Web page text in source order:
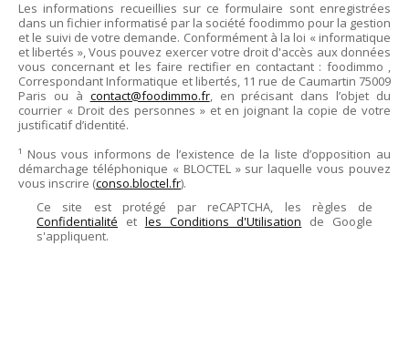
Les informations recueillies sur ce formulaire sont enregistrées
dans un fichier informatisé par la société foodimmo pour la gestion
et le suivi de votre demande. Conformément à la loi « informatique
et libertés », Vous pouvez exercer votre droit d'accès aux données
vous concernant et les faire rectifier en contactant : foodimmo ,
Correspondant Informatique et libertés, 11 rue de Caumartin 75009
Paris ou à contact@foodimmo.fr, en précisant dans l’objet du
courrier « Droit des personnes » et en joignant la copie de votre
justificatif d’identité.
¹ Nous vous informons de l’existence de la liste d’opposition au
démarchage téléphonique « BLOCTEL » sur laquelle vous pouvez
vous inscrire (conso.bloctel.fr).
Ce site est protégé par reCAPTCHA, les règles de
Confidentialité et les Conditions d'Utilisation de Google
s'appliquent.